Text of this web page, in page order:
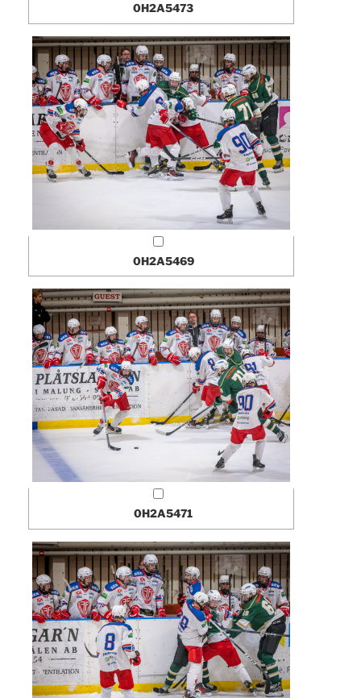
0H2A5473
0H2A5469
0H2A5471